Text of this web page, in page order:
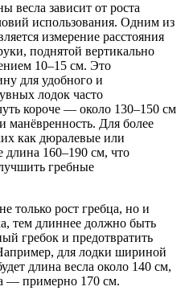
весла зависит от роста
использования. Одним из
измерение расстояния
поднятой вертикально
10–15 см. Это
для удобного и
лодок часто
короче — около 130–150 см
манёвренность. Для более
как дюралевые или
длина 160–190 см, что
гребные
только рост гребца, но и
тем длиннее должно быть
гребок и предотвратить
для лодки шириной
длина весла около 140 см,
— примерно 170 см.